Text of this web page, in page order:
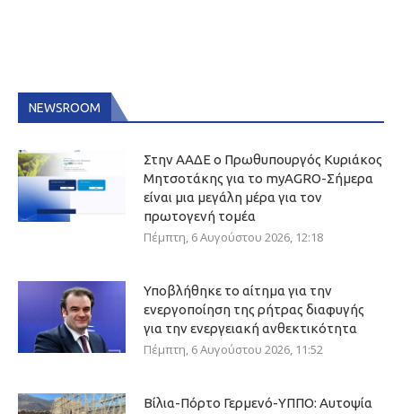
NEWSROOM
Στην ΑΑΔΕ ο Πρωθυπουργός Κυριάκος
Μητσοτάκης για το myAGRO-Σήμερα
είναι μια μεγάλη μέρα για τον
πρωτογενή τομέα
Πέμπτη, 6 Αυγούστου 2026, 12:18
Υποβλήθηκε το αίτημα για την
ενεργοποίηση της ρήτρας διαφυγής
για την ενεργειακή ανθεκτικότητα
Πέμπτη, 6 Αυγούστου 2026, 11:52
Βίλια-Πόρτο Γερμενό-ΥΠΠΟ: Αυτοψία